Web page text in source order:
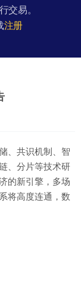
交易。
注册
、共识机制、智
、分片等技术研
的新引擎，多场
将高度连通，数